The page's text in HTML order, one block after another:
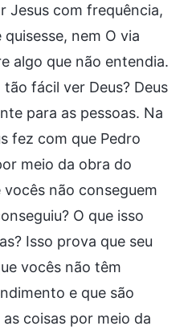
Jesus com frequência,
nem O via
algo que não entendia.
fácil ver Deus? Deus
para as pessoas. Na
fez com que Pedro
meio da obra do
não conseguem
O que isso
Isso prova que seu
vocês não têm
e que são
coisas por meio da